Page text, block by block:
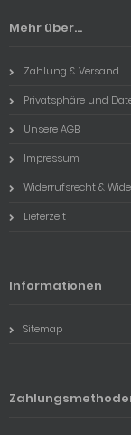
Mehr über...
Zahlung & Versand
Privatsphäre und
Unsere AGB
Impressum
Widerrufsrecht &
Lieferzeit
Informationen
Sitemap